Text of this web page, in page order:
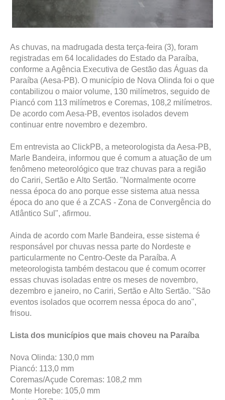
As chuvas, na madrugada desta terça-feira (3), foram
registradas em 64 localidades do Estado da Paraíba,
conforme a Agência Executiva de Gestão das Águas da
Paraíba (Aesa-PB). O município de Nova Olinda foi o que
contabilizou o maior volume, 130 milímetros, seguido de
Piancó com 113 milímetros e Coremas, 108,2 milímetros.
De acordo com Aesa-PB, eventos isolados devem
continuar entre novembro e dezembro.
Em entrevista ao ClickPB, a meteorologista da Aesa-PB,
Marle Bandeira, informou que é comum a atuação de um
fenômeno meteorológico que traz chuvas para a região
do Cariri, Sertão e Alto Sertão. "Normalmente ocorre
nessa época do ano porque esse sistema atua nessa
época do ano que é a ZCAS - Zona de Convergência do
Atlântico Sul", afirmou.
Ainda de acordo com Marle Bandeira, esse sistema é
responsável por chuvas nessa parte do Nordeste e
particularmente no Centro-Oeste da Paraíba. A
meteorologista também destacou que é comum ocorrer
essas chuvas isoladas entre os meses de novembro,
dezembro e janeiro, no Cariri, Sertão e Alto Sertão. "São
eventos isolados que ocorrem nessa época do ano",
frisou.
Lista dos municípios que mais choveu na Paraíba
Nova Olinda: 130,0 mm
Piancó: 113,0 mm
Coremas/Açude Coremas: 108,2 mm
Monte Horebe: 105,0 mm